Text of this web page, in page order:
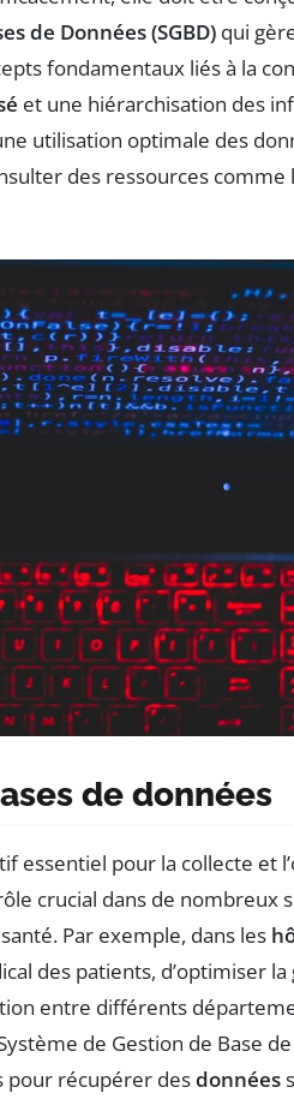
de Données (SGBD) qui
fondamentaux liés à la
et une hiérarchisation des
utilisation optimale des
des ressources comme
de données
essentiel pour la collecte et
crucial dans de nombreux
Par exemple, dans les
des patients, d’optimiser
entre différents
de Gestion de Base
pour récupérer desdonnées